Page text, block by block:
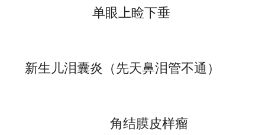
单眼上睑下垂
新生儿泪囊炎（先天鼻泪管不通）
角结膜皮样瘤